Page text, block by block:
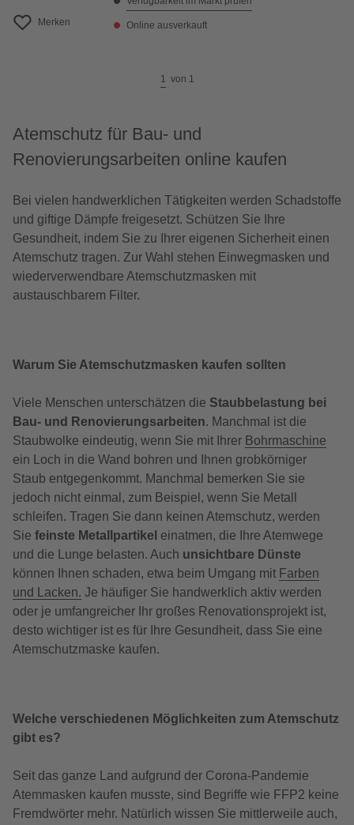
Merken Online ausverkauft
1 von 1
Atemschutz für Bau- und
Renovierungsarbeiten online kaufen
Bei vielen handwerklichen Tätigkeiten werden Schadstoffe
und giftige Dämpfe freigesetzt. Schützen Sie Ihre
Gesundheit, indem Sie zu Ihrer eigenen Sicherheit einen
Atemschutz tragen. Zur Wahl stehen Einwegmasken und
wiederverwendbare Atemschutzmasken mit
austauschbarem Filter.
Warum Sie Atemschutzmasken kaufen sollten
Viele Menschen unterschätzen die Staubbelastung bei
Bau- und Renovierungsarbeiten. Manchmal ist die
Staubwolke eindeutig, wenn Sie mit Ihrer Bohrmaschine
ein Loch in die Wand bohren und Ihnen grobkörniger
Staub entgegenkommt. Manchmal bemerken Sie sie
jedoch nicht einmal, zum Beispiel, wenn Sie Metall
schleifen. Tragen Sie dann keinen Atemschutz, werden
Sie feinste Metallpartikel einatmen, die Ihre Atemwege
und die Lunge belasten. Auch unsichtbare Dünste
können Ihnen schaden, etwa beim Umgang mit Farben
und Lacken. Je häufiger Sie handwerklich aktiv werden
oder je umfangreicher Ihr großes Renovationsprojekt ist,
desto wichtiger ist es für Ihre Gesundheit, dass Sie eine
Atemschutzmaske kaufen.
Welche verschiedenen Möglichkeiten zum Atemschutz
gibt es?
Seit das ganze Land aufgrund der Corona-Pandemie
Atemmasken kaufen musste, sind Begriffe wie FFP2 keine
Fremdwörter mehr. Natürlich wissen Sie mittlerweile auch,